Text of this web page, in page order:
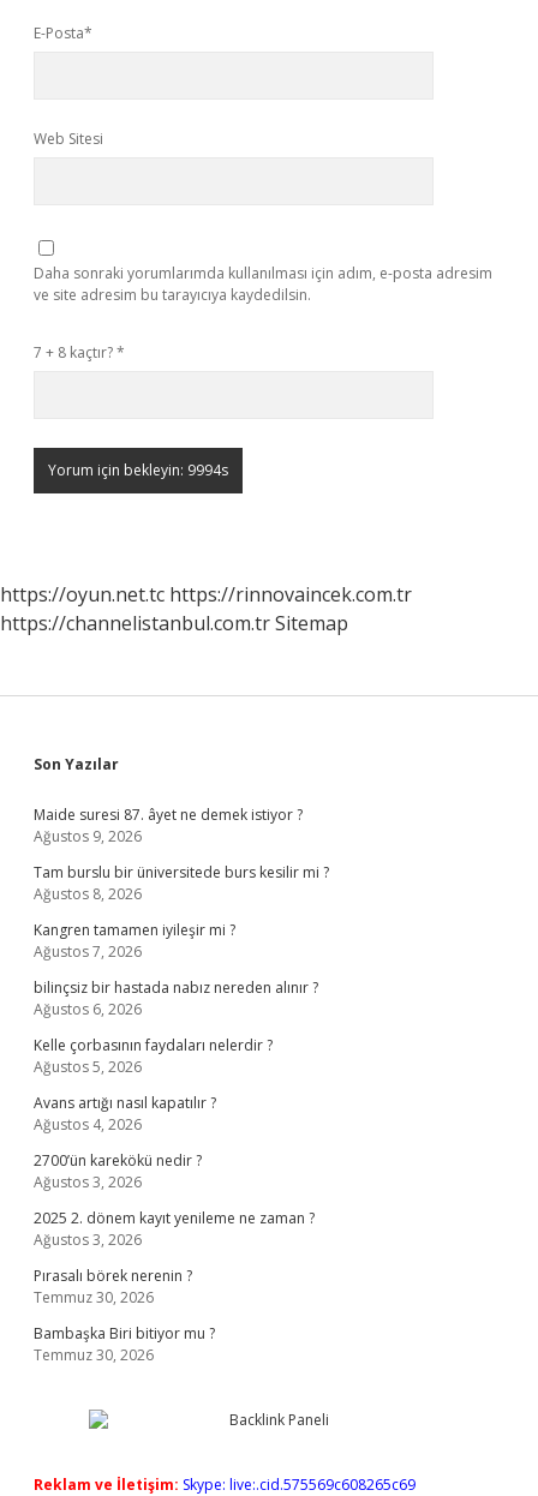
E-Posta*
Web Sitesi
Daha sonraki yorumlarımda kullanılması için adım, e-posta adresim
ve site adresim bu tarayıcıya kaydedilsin.
7 + 8 kaçtır?*
https://oyun.net.tc https://rinnovaincek.com.tr
https://channelistanbul.com.trSitemap
Sidebar
Son Yazılar
Maide suresi 87. âyet ne demek istiyor ?
Ağustos 9, 2026
Tam burslu bir üniversitede burs kesilir mi ?
Ağustos 8, 2026
Kangren tamamen iyileşir mi ?
Ağustos 7, 2026
bilinçsiz bir hastada nabız nereden alınır ?
Ağustos 6, 2026
Kelle çorbasının faydaları nelerdir ?
Ağustos 5, 2026
Avans artığı nasıl kapatılır ?
Ağustos 4, 2026
2700’ün karekökü nedir ?
Ağustos 3, 2026
2025 2. dönem kayıt yenileme ne zaman ?
Ağustos 3, 2026
Pırasalı börek nerenin ?
Temmuz 30, 2026
Bambaşka Biri bitiyor mu ?
Temmuz 30, 2026
Reklam ve İletişim: Skype: live:.cid.575569c608265c69